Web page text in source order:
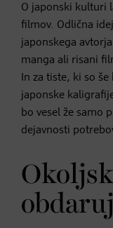
O japonski kulturi
filmov. Odlična
japonskega avtorja
manga ali risani
In za tiste, ki so
japonske
bo vesel že samo
dejavnosti